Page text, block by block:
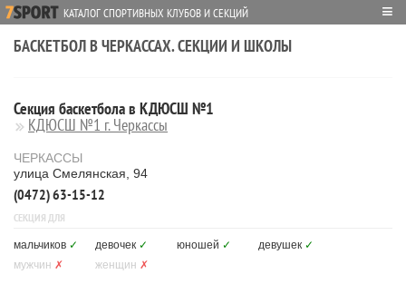
КАТАЛОГ СПОРТИВНЫХ КЛУБОВ И СЕКЦИЙ ≡
БАСКЕТБОЛ В ЧЕРКАССАХ. СЕКЦИИ И ШКОЛЫ
Секция баскетбола в КДЮСШ №1
КДЮСШ №1 г. Черкассы
ЧЕРКАССЫ
улица Смелянская, 94
(0472) 63-15-12
СЕКЦИЯ ДЛЯ
мальчиков ✓ девочек ✓ юношей ✓ девушек ✓
мужчин ✗ женщин ✗